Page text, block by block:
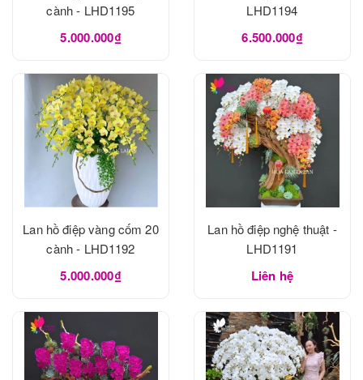
cành - LHD1195
5.000.000₫
LHD1194
6.500.000₫
Lan hồ điệp vàng cốm 20
cành - LHD1192
5.000.000₫
Lan hồ điệp nghệ thuật -
LHD1191
Liên hệ